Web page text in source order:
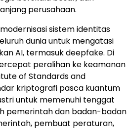
perusahaan.
sistem identitas
dunia untuk mengatasi
AI, termasuk deepfake. Di
peralihan ke keamanan
of Standards and
kriptografi pasca kuantum
untuk memenuhi tenggat
pemerintah dan badan-badan
pembuat peraturan,